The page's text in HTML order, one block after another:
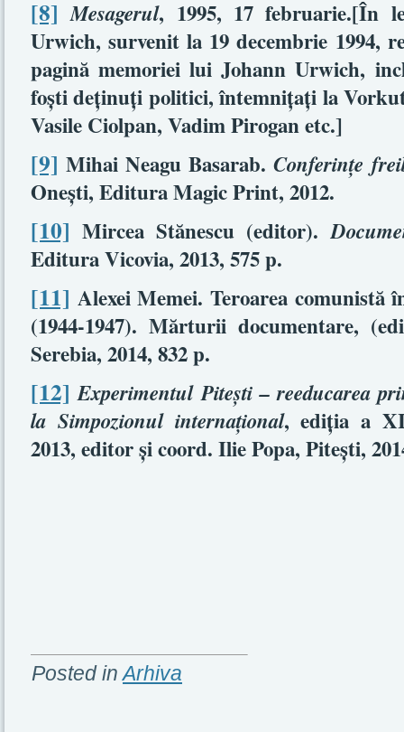
[8] Mesagerul, 1995, 17 februarie.[În
Urwich, survenit la 19 decembrie 1994,
pagină memoriei lui Johann Urwich,
foşti deţinuţi politici, întemniţaţi la
Vasile Ciolpan, Vadim Pirogan etc.]
[9] Mihai Neagu Basarab.Conferinţe
Oneşti, Editura Magic Print, 2012.
[10] Mircea Stănescu (editor).
Editura Vicovia, 2013, 575 p.
[11] Alexei Memei. Teroarea comunistă
(1944-1947). Mărturii documentare,
Serebia, 2014, 832 p.
[12] Experimentul Piteşti – reeducarea
la Simpozionul internaţional, ediţia a
2013, editor şi coord. Ilie Popa, Piteşti,
Posted in Arhiva